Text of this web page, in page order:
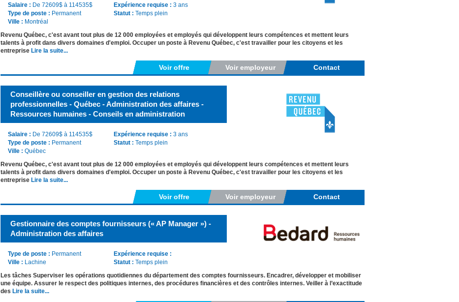
Salaire : De 72609$ à 114535$
Type de poste : Permanent
Ville : Montréal
Expérience requise : 3 ans
Statut : Temps plein
Revenu Québec, c'est avant tout plus de 12 000 employées et employés qui développent leurs compétences et mettent leurs
talents à profit dans divers domaines d'emploi. Occuper un poste à Revenu Québec, c'est travailler pour les citoyens et les
entreprise Lire la suite...
Voir offre Voir employeur Contact
Conseillère ou conseiller en gestion des relations
professionnelles - Québec - Administration des affaires -
Ressources humaines - Conseils en administration
Salaire : De 72609$ à 114535$
Type de poste : Permanent
Ville : Québec
Expérience requise : 3 ans
Statut : Temps plein
Revenu Québec, c'est avant tout plus de 12 000 employées et employés qui développent leurs compétences et mettent leurs
talents à profit dans divers domaines d'emploi. Occuper un poste à Revenu Québec, c'est travailler pour les citoyens et les
entreprise Lire la suite...
Voir offre Voir employeur Contact
Gestionnaire des comptes fournisseurs (« AP Manager ») -
Administration des affaires
Type de poste : Permanent
Ville : Lachine
Expérience requise :
Statut : Temps plein
Les tâches Superviser les opérations quotidiennes du département des comptes fournisseurs. Encadrer, développer et mobiliser
une équipe. Assurer le respect des politiques internes, des procédures financières et des contrôles internes. Veiller à l’exactitude
des Lire la suite...